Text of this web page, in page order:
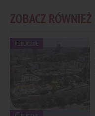
ZOBACZ RÓWNIEŻ
PUBLICZNE